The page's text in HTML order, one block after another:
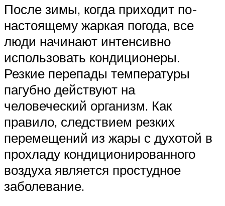
После зимы, когда приходит по-
настоящему жаркая погода, все
люди начинают интенсивно
использовать кондиционеры.
Резкие перепады температуры
пагубно действуют на
человеческий организм. Как
правило, следствием резких
перемещений из жары с духотой в
прохладу кондиционированного
воздуха является простудное
заболевание.